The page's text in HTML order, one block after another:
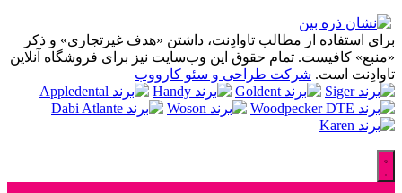
برای استفاده از مطالب تاوادِنت، داشتن «هدف غیرتجاری» و ذکر
«منبع» کافیست. تمام حقوق اين وب‌سايت نیز برای فروشگاه آنلاین
تاوادِنت است. شرکت طراحی و سئو کارووب